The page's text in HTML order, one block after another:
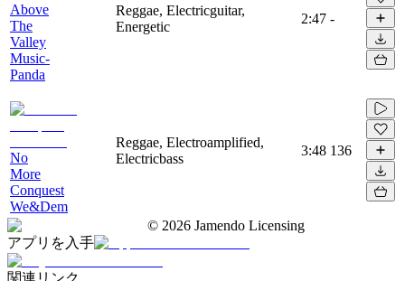
Above
The
Valley
Music-
Panda
Reggae, Electricguitar,
Energetic
2:47 -
No
More
Conquest
We&Dem
Reggae, Electroamplified,
Electricbass
3:48 136
© 2026 Jamendo Licensing
アプリを入手
関連リンク